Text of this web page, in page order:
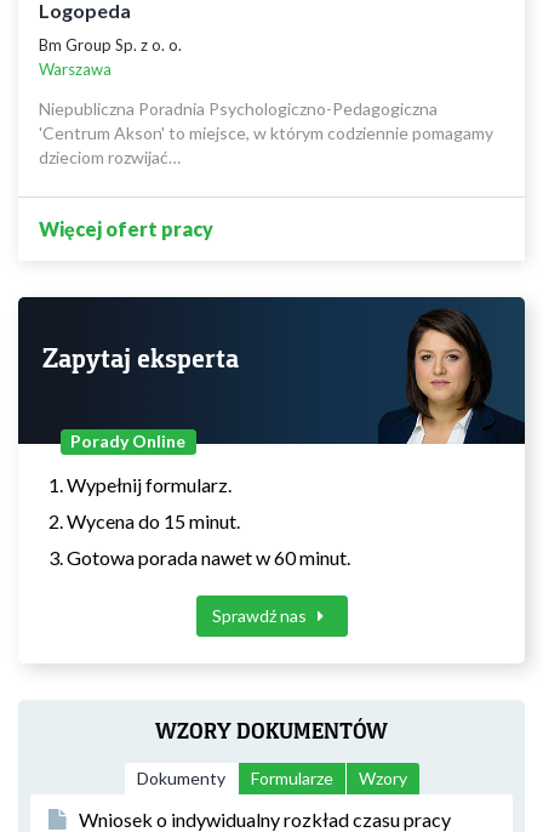
Logopeda
Bm Group Sp. z o. o.
Warszawa
Niepubliczna Poradnia Psychologiczno-Pedagogiczna
'Centrum Akson' to miejsce, w którym codziennie pomagamy
dzieciom rozwijać…
Więcej ofert pracy
Zapytaj eksperta
Porady Online
Wypełnij formularz.
Wycena do 15 minut.
Gotowa porada nawet w 60 minut.
Sprawdź nas
WZORY DOKUMENTÓW
Dokumenty Formularze Wzory
Wniosek o indywidualny rozkład czasu pracy